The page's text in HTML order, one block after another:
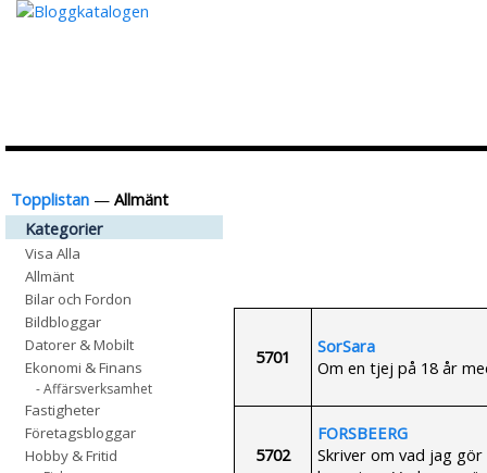
Topplistan — Allmänt
Kategorier
Visa Alla
Allmänt
Bilar och Fordon
Bildbloggar
Datorer & Mobilt
Ekonomi & Finans
- Affärsverksamhet
Fastigheter
Företagsbloggar
Hobby & Fritid
5701
SorSara
Om en tjej på 18 år
5702
FORSBEERG
Skriver om vad jag